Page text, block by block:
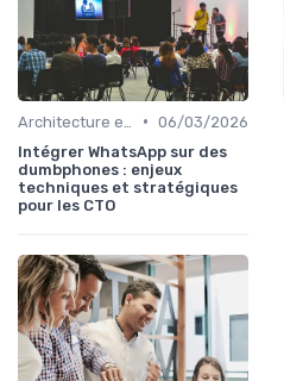
• 06/03/2026
Intégrer WhatsApp sur des
dumbphones : enjeux
techniques et stratégiques
pour les CTO